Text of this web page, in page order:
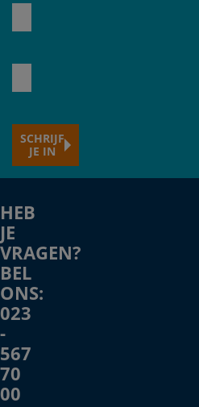
je
e-
mailadres
SCHRIJF
JE IN
HEB
JE
VRAGEN?
BEL
ONS:
023
-
567
70
00